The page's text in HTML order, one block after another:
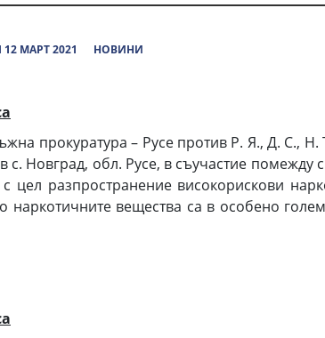
МАРТ 2021 НОВИНИ
прокуратура – Русе против Р. Я., Д. С.,
с. Новград, обл. Русе, в съучастие помежду
разпространение високорискови
наркотичните вещества са в особено